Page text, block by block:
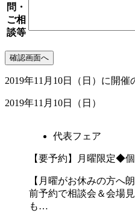
問・
ご相
談等
2019年11月10日（日）に開
2019年11月10日（日）
代表フェア
【要予約】月曜限定◆
【月曜がお休みの方へ
前予約で相談会＆会場
も…